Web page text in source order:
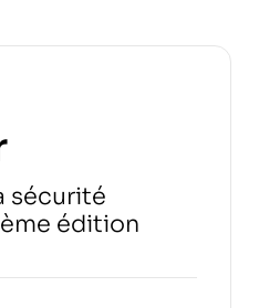
sécurité
édition